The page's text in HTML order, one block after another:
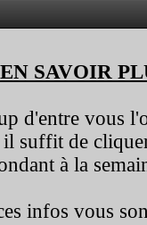
SAVOIR
d'entre vous
suffit de
à la
infos vous